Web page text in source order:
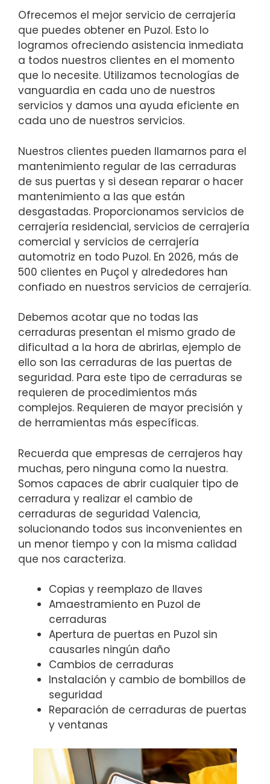
Ofrecemos el mejor servicio de cerrajería
que puedes obtener en Puzol. Esto lo
logramos ofreciendo asistencia inmediata
a todos nuestros clientes en el momento
que lo necesite. Utilizamos tecnologías de
vanguardia en cada uno de nuestros
servicios y damos una ayuda eficiente en
cada uno de nuestros servicios.
Nuestros clientes pueden llamarnos para el
mantenimiento regular de las cerraduras
de sus puertas y si desean reparar o hacer
mantenimiento a las que están
desgastadas. Proporcionamos servicios de
cerrajería residencial, servicios de cerrajería
comercial y servicios de cerrajería
automotriz en todo Puzol. En 2026, más de
500 clientes en Puçol y alrededores han
confiado en nuestros servicios de cerrajería.
Debemos acotar que no todas las
cerraduras presentan el mismo grado de
dificultad a la hora de abrirlas, ejemplo de
ello son las cerraduras de las puertas de
seguridad. Para este tipo de cerraduras se
requieren de procedimientos más
complejos. Requieren de mayor precisión y
de herramientas más específicas.
Recuerda que empresas de cerrajeros hay
muchas, pero ninguna como la nuestra.
Somos capaces de abrir cualquier tipo de
cerradura y realizar el cambio de
cerraduras de seguridad Valencia,
solucionando todos sus inconvenientes en
un menor tiempo y con la misma calidad
que nos caracteriza.
Copias y reemplazo de llaves
Amaestramiento en Puzol de
cerraduras
Apertura de puertas en Puzol sin
causarles ningún daño
Cambios de cerraduras
Instalación y cambio de bombillos de
seguridad
Reparación de cerraduras de puertas
y ventanas